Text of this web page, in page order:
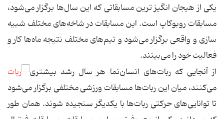
یکی از هیجان انگیز ترین مسابقاتی که این سال‌ها برگزار می‌شود،
مسابقات روبوکاپ است. این مسابقات در شاخه‌های مختلف شبیه
سازی و واقعی برگزار می‌شود و تیم‌های مختلف نتیجه ماه‌ها کار و
فعالیت خود را می‌بینند.
از آنجایی که ربات‌های انسان‌نما هر سال رشد بیشتری
می‌کنند، میان این ربات‌ها مسابقات ورزشی مختلفی برگزار می‌شود
تا توانایی‌های حرکتی ربات‌ها با یکدیگر سنجیده شوند. همان طور